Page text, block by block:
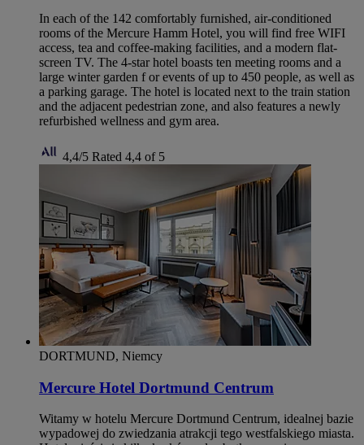
In each of the 142 comfortably furnished, air-conditioned
rooms of the Mercure Hamm Hotel, you will find free WIFI
access, tea and coffee-making facilities, and a modern flat-
screen TV. The 4-star hotel boasts ten meeting rooms and a
large winter garden f or events of up to 450 people, as well as
a parking garage. The hotel is located next to the train station
and the adjacent pedestrian zone, and also features a newly
refurbished wellness and gym area.
4,4/5 Rated 4,4 of 5
DORTMUND, Niemcy
Mercure Hotel Dortmund Centrum
Witamy w hotelu Mercure Dortmund Centrum, idealnej bazie
wypadowej do zwiedzania atrakcji tego westfalskiego miasta.